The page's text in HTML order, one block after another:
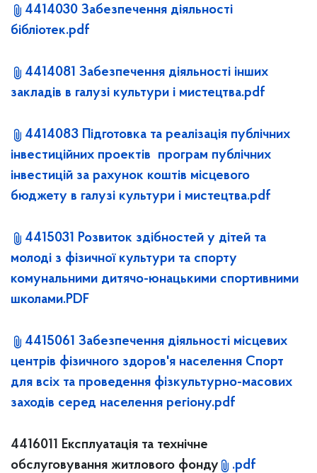
4414030 Забезпечення діяльності
бібліотек.pdf
4414081 Забезпечення діяльності інших
закладів в галузі культури і мистецтва.pdf
4414083 Підготовка та реалізація публічних
інвестиційних проектів програм публічних
інвестицій за рахунок коштів місцевого
бюджету в галузі культури і мистецтва.pdf
4415031 Розвиток здібностей у дітей та
молоді з фізичної культури та спорту
комунальними дитячо-юнацькими спортивними
школами.PDF
4415061 Забезпечення діяльності місцевих
центрів фізичного здоров'я населення Спорт
для всіх та проведення фізкультурно-масових
заходів серед населення регіону.pdf
4416011 Експлуатація та технічне
обслуговування житлового фонду
.pdf